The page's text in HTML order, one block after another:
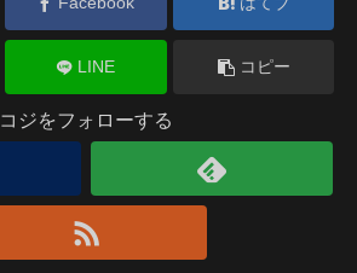
LINE コピー
コジをフォローする